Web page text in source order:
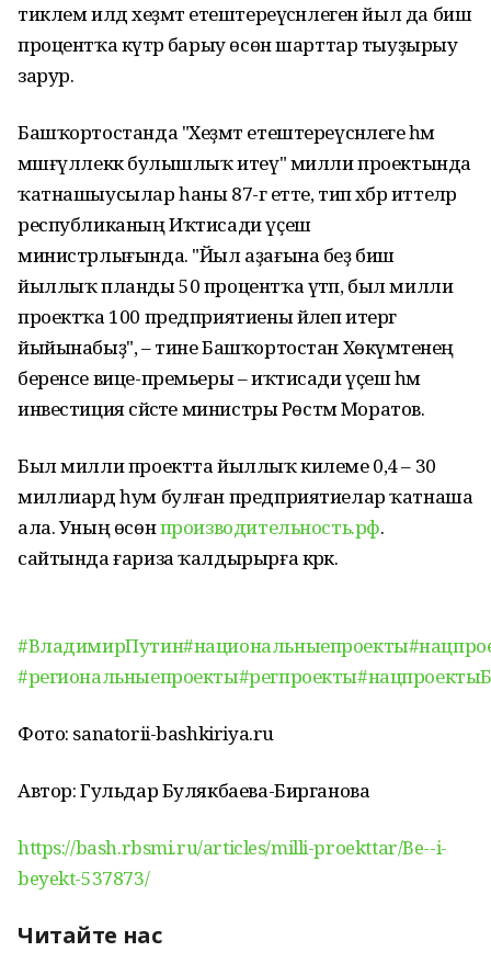
тиклем илдә хеҙмәт етештереүсәнлеген йыл да биш
процентҡа күтәрә барыу өсөн шарттар тыуҙырыу
зарур.
Башҡортостанда "Хеҙмәт етештереүсәнлеге һәм
мәшғүллеккә булышлыҡ итеү" милли проектында
ҡатнашыусылар һаны 87-гә етте, тип хәбәр иттеләр
республиканың Иҡтисади үҫеш
министрлығында. "Йыл аҙағына беҙ биш
йыллыҡ планды 50 процентҡа үтәп, был милли
проектҡа 100 предприятиены йәлеп итергә
йыйынабыҙ", – тине Башҡортостан Хөкүмәтенең
беренсе вице-премьеры – иҡтисади үҫеш һәм
инвестиция сәйәсәте министры Рөстәм Моратов.
Был милли проектта йыллыҡ килеме 0,4 – 30
миллиард һум булған предприятиелар ҡатнаша
ала. Уның өсөнпроизводительность.рф.
сайтында ғариза ҡалдырырға кәрәк.
#ВладимирПутин#национальныепроекты
#региональныепроекты#регпроекты
Фото: sanatorii-bashkiriya.ru
Автор: Гульдар Булякбаева-Бирганова
https://bash.rbsmi.ru/articles/milli-proekttar/Be--i-
beyekt-537873/
Читайте нас